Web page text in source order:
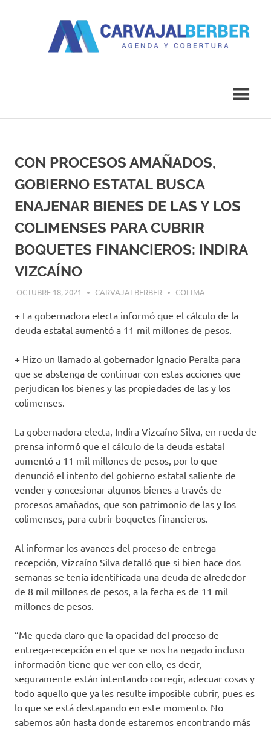
CON PROCESOS AMAÑADOS,
GOBIERNO ESTATAL BUSCA
ENAJENAR BIENES DE LAS Y LOS
COLIMENSES PARA CUBRIR
BOQUETES FINANCIEROS: INDIRA
VIZCAÍNO
OCTUBRE 18, 2021 CARVAJALBERBER COLIMA
+ La gobernadora electa informó que el cálculo de la
deuda estatal aumentó a 11 mil millones de pesos.
+ Hizo un llamado al gobernador Ignacio Peralta para
que se abstenga de continuar con estas acciones que
perjudican los bienes y las propiedades de las y los
colimenses.
La gobernadora electa, Indira Vizcaíno Silva, en rueda de
prensa informó que el cálculo de la deuda estatal
aumentó a 11 mil millones de pesos, por lo que
denunció el intento del gobierno estatal saliente de
vender y concesionar algunos bienes a través de
procesos amañados, que son patrimonio de las y los
colimenses, para cubrir boquetes financieros.
Al informar los avances del proceso de entrega-
recepción, Vizcaíno Silva detalló que si bien hace dos
semanas se tenía identificada una deuda de alrededor
de 8 mil millones de pesos, a la fecha es de 11 mil
millones de pesos.
“Me queda claro que la opacidad del proceso de
entrega-recepción en el que se nos ha negado incluso
información tiene que ver con ello, es decir,
seguramente están intentando corregir, adecuar cosas y
todo aquello que ya les resulte imposible cubrir, pues es
lo que se está destapando en este momento. No
sabemos aún hasta donde estaremos encontrando más